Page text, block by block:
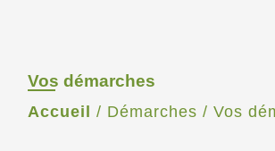
Vos démarches
Accueil / Démarches / Vos